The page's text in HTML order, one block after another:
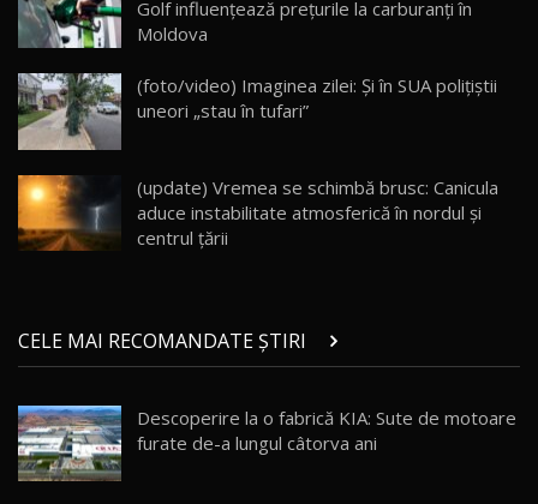
30:08
AutoBlog.MD
23:36
20
Noul ZEEKR 7X / Test Drive AutoBlog.MD
29:08
21
Micul BYD Dolphin Surf / Test Drive
AutoBlog.MD
16:59
22
Noua Mazda 6e / Test Drive AutoBlog.MD
26:59
Golf influențează prețurile la carburanți în
Moldova
(foto/video) Imaginea zilei: Și în SUA polițiștii
uneori „stau în tufari”
(update) Vremea se schimbă brusc: Canicula
aduce instabilitate atmosferică în nordul și
centrul țării
CELE MAI RECOMANDATE ȘTIRI
Descoperire la o fabrică KIA: Sute de motoare
furate de-a lungul câtorva ani